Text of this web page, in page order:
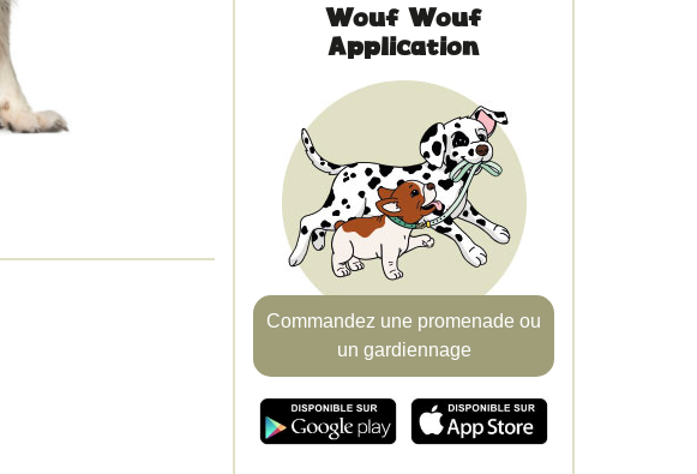
Wouf Wouf
Application
Commandez une promenade ou
un gardiennage